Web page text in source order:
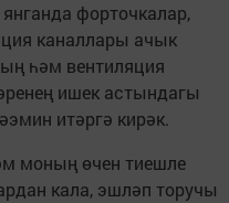
форточкалар,
каналлары ачык
һәм вентиляция
ишек астындагы
итәргә кирәк.
моның өчен тиешле
кала, эшләп торучы